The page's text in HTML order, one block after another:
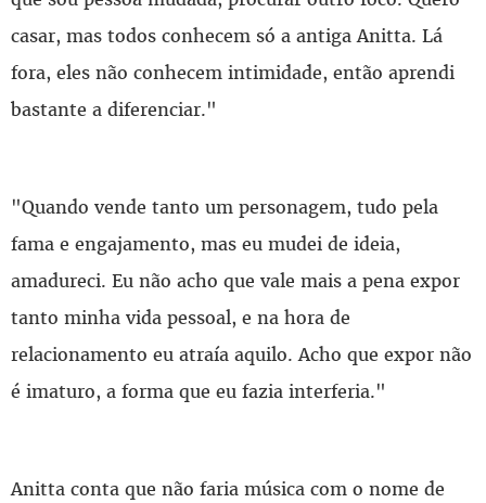
casar, mas todos conhecem só a antiga Anitta. Lá
fora, eles não conhecem intimidade, então aprendi
bastante a diferenciar."
"Quando vende tanto um personagem, tudo pela
fama e engajamento, mas eu mudei de ideia,
amadureci. Eu não acho que vale mais a pena expor
tanto minha vida pessoal, e na hora de
relacionamento eu atraía aquilo. Acho que expor não
é imaturo, a forma que eu fazia interferia."
Anitta conta que não faria música com o nome de